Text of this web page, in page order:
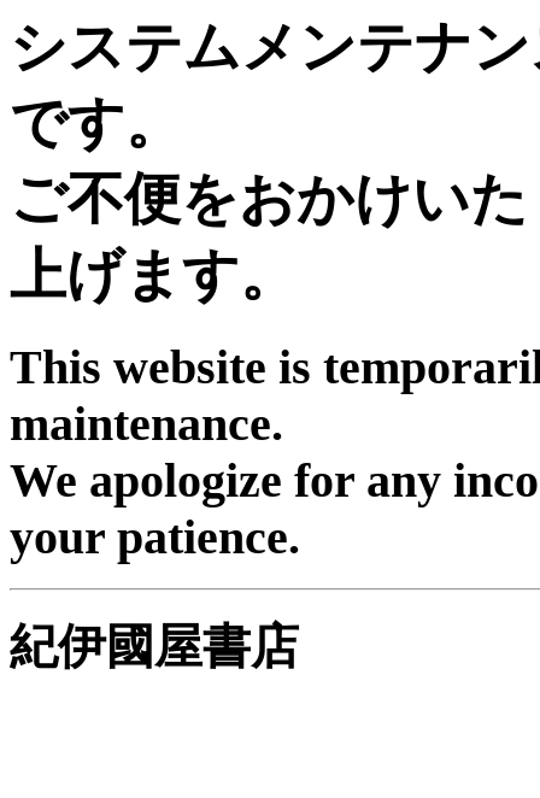
システムメンテナ
です。
ご不便をおかけい
上げます。
This website is
maintenance.
We apologize for any
your patience.
紀伊國屋書店